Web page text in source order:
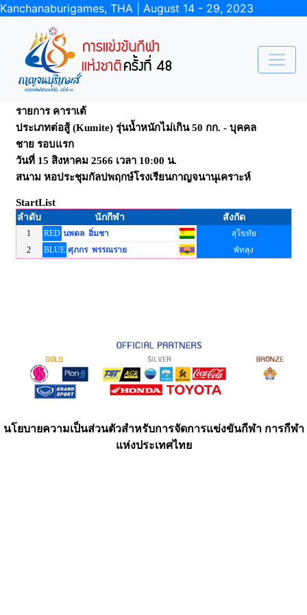
Kanchanaburigames, THA | August 14 - 29, 2023
รายการ คาราเต้
ประเภทต่อสู้ (Kumite) รุ่นน้ำหนักไม่เกิน 50 กก. - บุคคล
ชาย รอบแรก
วันที่ 15 สิงหาคม 2566 เวลา 10:00 น.
สนาม หอประชุมกัลปพฤกษ์โรงเรียนกาญจนานุเคราะห์
StartList
ลำดับ นักกีฬา สังกัด
1 RED นพดล อิ่มชา
สุโขทัย
2
BLUE ศุภกร พรรณราย พัทลุง
นโยบายความเป็นส่วนตัวสำหรับการจัดการแข่งขันกีฬา การกีฬา
แห่งประเทศไทย